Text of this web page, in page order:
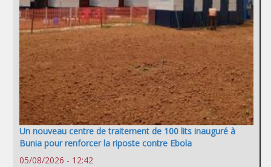
Un nouveau centre de traitement de 100 lits inauguré à
Bunia pour renforcer la riposte contre Ebola
05/08/2026 - 12:42